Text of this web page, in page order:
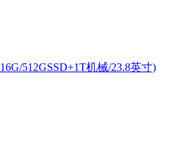
512GSSD+1T机械/23.8英寸)